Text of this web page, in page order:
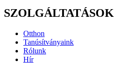
SZOLGÁLTATÁSOK
Otthon
Tanúsítványaink
Rólunk
Hír